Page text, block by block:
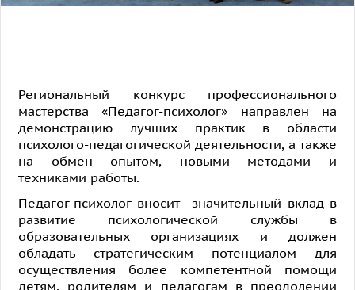
Региональный конкурс профессионального
мастерства «Педагог-психолог» направлен на
демонстрацию лучших практик в области
психолого-педагогической деятельности, а также
на обмен опытом, новыми методами и
техниками работы.
Педагог-психолог вносит значительный вклад в
развитие психологической службы в
образовательных организациях и должен
обладать стратегическим потенциалом для
осуществления более компетентной помощи
детям, родителям и педагогам в преодолении